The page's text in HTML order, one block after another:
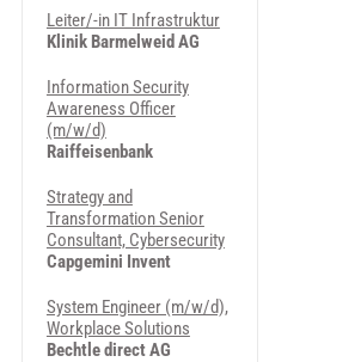
Leiter/-in IT Infrastruktur
Klinik Barmelweid AG
Information Security
Awareness Officer
(m/w/d)
Raiffeisenbank
Strategy and
Transformation Senior
Consultant, Cybersecurity
Capgemini Invent
System Engineer (m/w/d),
Workplace Solutions
Bechtle direct AG